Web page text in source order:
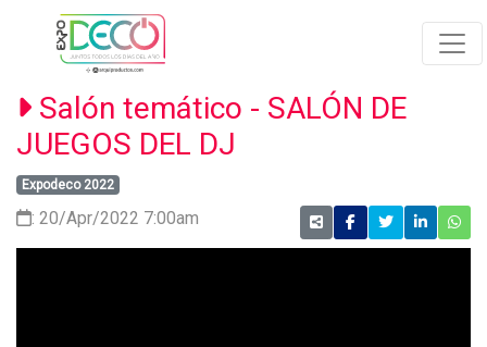
Salón temático - SALÓN DE
JUEGOS DEL DJ
Expodeco 2022
: 20/Apr/2022 7:00am